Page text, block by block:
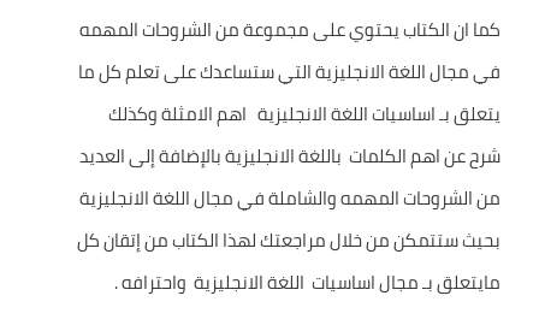
كما ان الكتاب يحتوي على مجموعة من الشروحات المهمه
في مجال اللغة الانجليزية التي ستساعدك على تعلم كل ما
يتعلق بـ اساسيات اللغة الانجليزية اهم الامثلة وكذلك
شرح عن اهم الكلمات باللغة الانجليزية بالإضافة إلى العديد
من الشروحات المهمه والشاملة في مجال اللغة الانجليزية
بحيث ستتمكن من خلال مراجعتك لهذا الكتاب من إتقان كل
مايتعلق بـ مجال اساسيات اللغة الانجليزية واحترافه .